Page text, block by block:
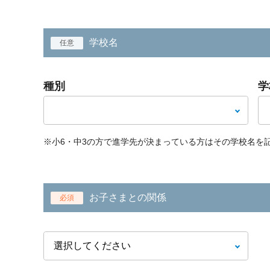
任意 学校名
種別
※小6・中3の方で進学先が決まっている方はその学校名を
必須 お子さまとの関係